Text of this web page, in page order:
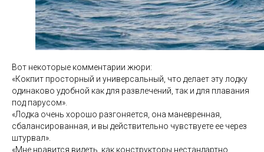
Вот некоторые комментарии жюри:
«Кокпит просторный и универсальный, что делает эту лодку
одинаково удобной как для развлечений, так и для плавания
под парусом».
«Лодка очень хорошо разгоняется, она маневренная,
сбалансированная, и вы действительно чувствуете ее через
штурвал».
«Мне нравится видеть, как конструкторы нестандартно